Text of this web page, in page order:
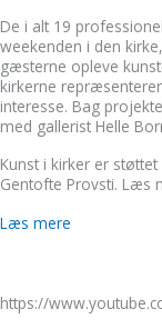
De i alt 19
weekenden i den
gæsterne opleve
kirkerne
interesse. Bag
med gallerist Helle
Kunst i kirker er
Gentofte Provsti. Læs
Læs mere
https://